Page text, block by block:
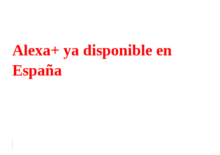
Alexa+ ya disponible en
España